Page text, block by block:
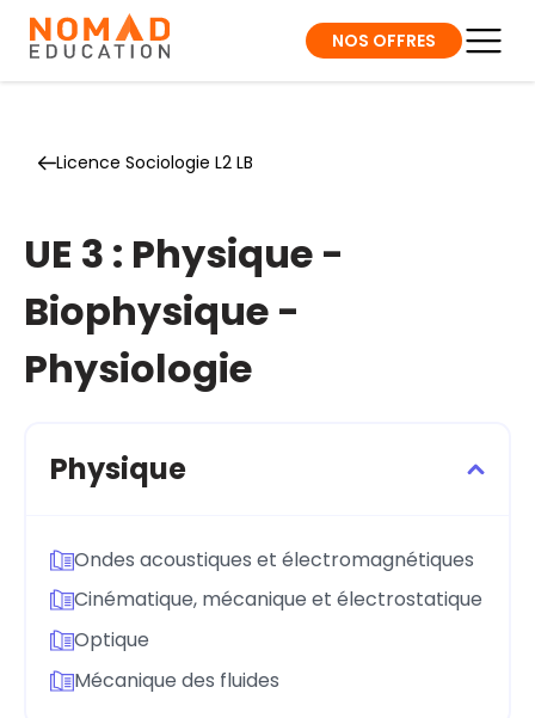
NOS OFFRES
Licence Sociologie L2 LB
UE 3 : Physique -
Biophysique -
Physiologie
Physique
Ondes acoustiques et électromagnétiques
Cinématique, mécanique et électrostatique
Optique
Mécanique des fluides